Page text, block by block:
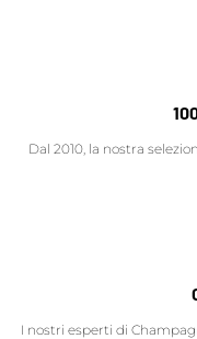
Dal 2010, la nostra
I nostri esperti di